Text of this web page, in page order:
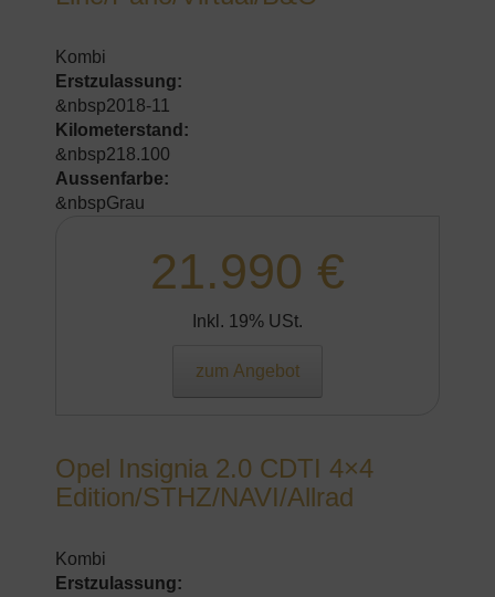
Kombi
Erstzulassung:
&nbsp2018-11
Kilometerstand:
&nbsp218.100
Aussenfarbe:
&nbspGrau
21.990 €
Inkl. 19% USt.
zum Angebot
Opel Insignia 2.0 CDTI 4×4
Edition/STHZ/NAVI/Allrad
Kombi
Erstzulassung: